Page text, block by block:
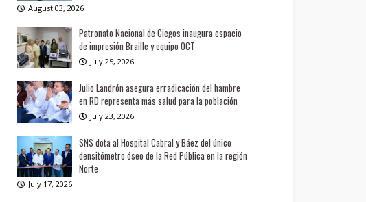
August 03, 2026
Patronato Nacional de Ciegos inaugura espacio
de impresión Braille y equipo OCT
July 25, 2026
Julio Landrón asegura erradicación del hambre
en RD representa más salud para la población
July 23, 2026
SNS dota al Hospital Cabral y Báez del único
densitómetro óseo de la Red Pública en la región
Norte
July 17, 2026